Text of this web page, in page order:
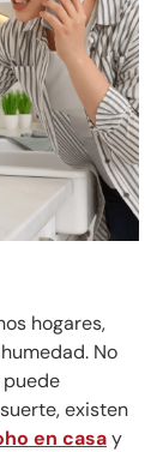
hogares,
No
existen
en casay